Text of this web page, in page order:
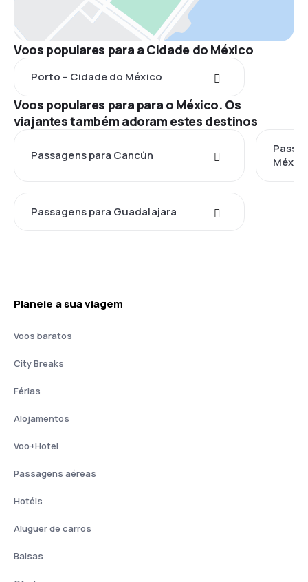
Voos populares para a Cidade do México
Porto - Cidade do México
Voos populares para para o México. Os
viajantes também adoram estes destinos
Passagens para Cancún
Passagens para Guadalajara
Planeie a sua viagem
Voos baratos
City Breaks
Férias
Alojamentos
Voo+Hotel
Passagens aéreas
Hotéis
Aluguer de carros
Balsas